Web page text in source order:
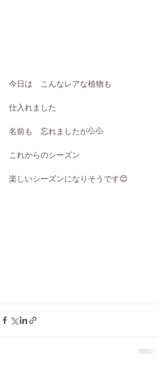
今日は　こんなレアな植物も
仕入れました
名前も　忘れましたが💦💦
これからのシーズン
楽しいシーズンになりそうです😊